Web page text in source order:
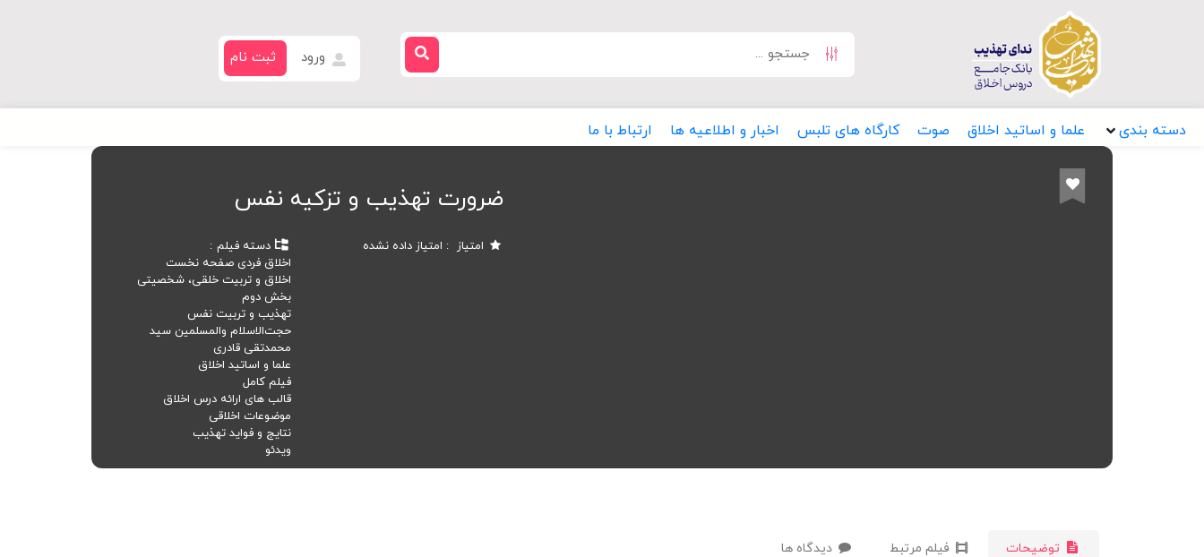
ورود ثبت نام
دسته بندی علما و اساتید اخلاق صوت کارگاه های تلبس اخبار و اطلاعیه ها ارتباط با ما
ضرورت تهذیب و تزکیه نفس
امتیاز امتیاز داده نشده
دسته فیلم
اخلاق فردی صفحه نخست
اخلاق و تربیت خلقی، شخصیتی
بخش دوم
تهذیب و تربیت نفس
حجت‌الاسلام والمسلمین سید
محمد‌تقی قادری
علما و اساتید اخلاق
فیلم کامل
قالب های ارائه درس اخلاق
موضوعات اخلاقی
نتایج و فواید تهذیب
ویدئو
توضیحات فیلم مرتبط دیدگاه ها